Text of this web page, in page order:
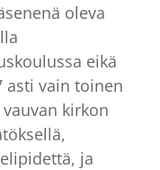
oleva
eikä
asti vain toinen
kirkon
ja